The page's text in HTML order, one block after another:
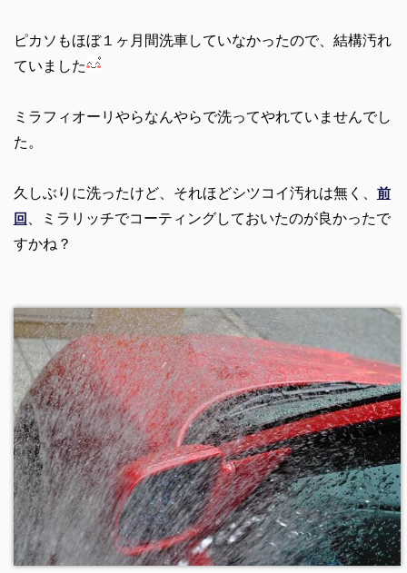
ピカソもほぼ１ヶ月間洗車していなかったので、結構汚れ
ていました
ミラフィオーリやらなんやらで洗ってやれていませんでし
た。
久しぶりに洗ったけど、それほどシツコイ汚れは無く、 前
回
、ミラリッチでコーティングしておいたのが良かったで
すかね？